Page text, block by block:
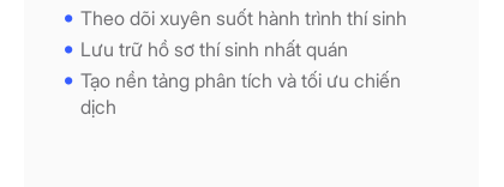
Theo dõi xuyên suốt hành trình thí sinh
Lưu trữ hồ sơ thí sinh nhất quán
Tạo nền tảng phân tích và tối ưu chiến
dịch